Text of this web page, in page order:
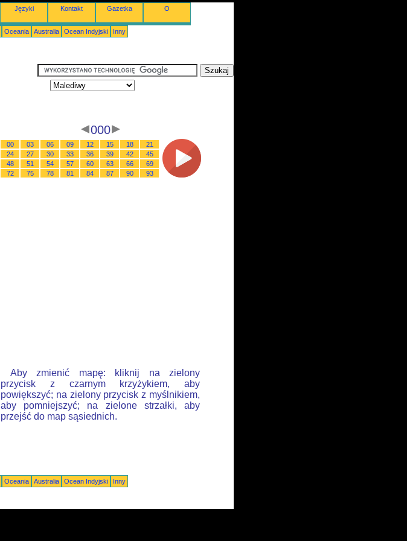
Języki Kontakt Gazetka O
Oceania Australia Ocean Indyjski Inny
000
00 03 06 09 12 15 18
21
24
27 30 33 36 39 42
45
48
51 54 57 60 63 66
69
72
75 78 81 84 87 90 93
Aby zmienić mapę: kliknij na zielony
przycisk z czarnym krzyżykiem, aby
powiększyć; na zielony przycisk z myślnikiem,
aby pomniejszyć; na zielone strzałki, aby
przejść do map sąsiednich.
Oceania Australia Ocean Indyjski
Inny